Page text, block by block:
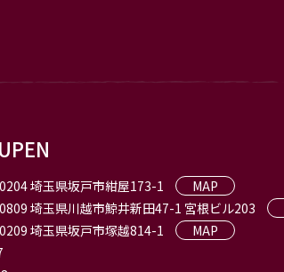
埼玉県坂戸市紺屋173-1
MAP
埼玉県川越市鯨井新田47-1 宮根ビル203
埼玉県坂戸市塚越814-1
MAP